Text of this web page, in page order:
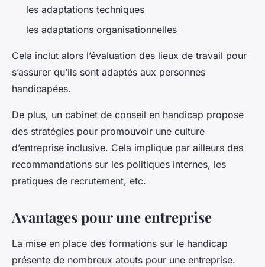
les adaptations techniques
les adaptations organisationnelles
Cela inclut alors l’évaluation des lieux de travail pour
s’assurer qu’ils sont adaptés aux personnes
handicapées.
De plus, un cabinet de conseil en handicap propose
des stratégies pour promouvoir une culture
d’entreprise inclusive. Cela implique par ailleurs des
recommandations sur les politiques internes, les
pratiques de recrutement, etc.
Avantages pour une entreprise
La mise en place des formations sur le handicap
présente de nombreux atouts pour une entreprise.